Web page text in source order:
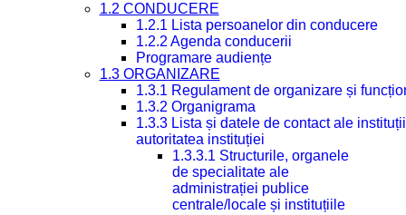
1.2 CONDUCERE
1.2.1 Lista persoanelor din conducere
1.2.2 Agenda conducerii
Programare audiențe
1.3 ORGANIZARE
1.3.1 Regulament de organizare și
1.3.2 Organigrama
1.3.3 Lista și datele de contact ale
autoritatea instituției
1.3.3.1 Structurile, organele
de specialitate ale
administrației publice
centrale/locale și instituțiile